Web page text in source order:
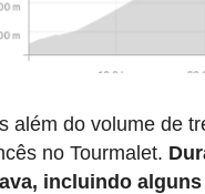
além do volume de
no Tourmalet.
incluindo